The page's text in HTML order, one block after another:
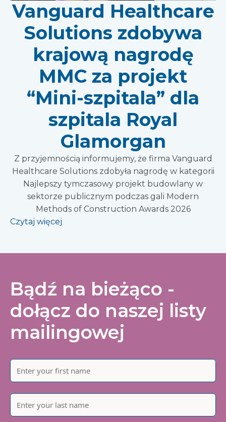
Vanguard Healthcare
Solutions zdobywa
krajową nagrodę
MMC za projekt
“Mini-szpitala” dla
szpitala Royal
Glamorgan
Z przyjemnością informujemy, że firma Vanguard
Healthcare Solutions zdobyła nagrodę w kategorii
Najlepszy tymczasowy projekt budowlany w
sektorze publicznym podczas gali Modern
Methods of Construction Awards 2026
Czytaj więcej
Bądź na bieżąco -
dołącz do naszej listy
mailingowej